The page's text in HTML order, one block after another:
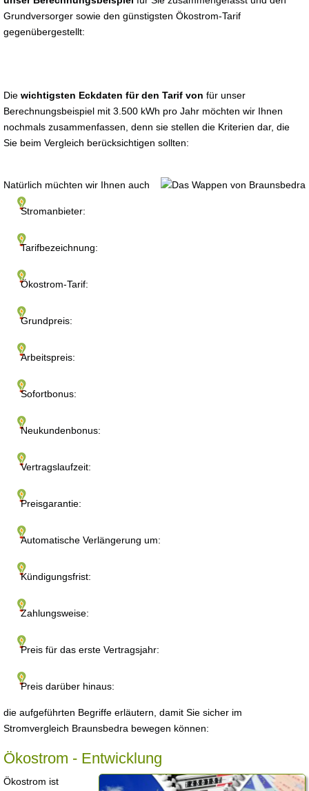
Grundversorger sowie den günstigsten Ökostrom-Tarif
gegenübergestellt:
Die wichtigsten Eckdaten für den Tarif von für unser
Berechnungsbeispiel mit 3.500 kWh pro Jahr möchten wir Ihnen
nochmals zusammenfassen, denn sie stellen die Kriterien dar, die
Sie beim Vergleich berücksichtigen sollten:
Stromanbieter:
Tarifbezeichnung:
Ökostrom-Tarif:
Grundpreis:
Arbeitspreis:
Sofortbonus:
Neukundenbonus:
Vertragslaufzeit:
Preisgarantie:
Automatische Verlängerung um:
Kündigungsfrist:
Zahlungsweise:
Preis für das erste Vertragsjahr:
Preis darüber hinaus:
Natürlich müchten wir Ihnen auch
die aufgeführten Begriffe erläutern, damit Sie sicher im
Stromvergleich Braunsbedra bewegen können:
Ökostrom - Entwicklung
Ökostrom ist